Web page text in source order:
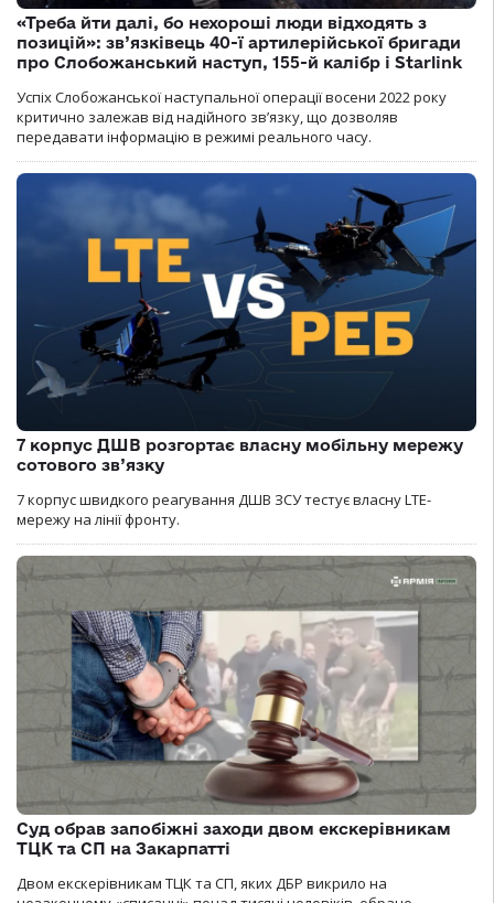
«Треба йти далі, бо нехороші люди відходять з
позицій»: зв’язківець 40-ї артилерійської бригади
про Слобожанський наступ, 155-й калібр і Starlink
Успіх Слобожанської наступальної операції восени 2022 року
критично залежав від надійного зв’язку, що дозволяв
передавати інформацію в режимі реального часу.
7 корпус ДШВ розгортає власну мобільну мережу
сотового зв’язку
7 корпус швидкого реагування ДШВ ЗСУ тестує власну LTE-
мережу на лінії фронту.
Суд обрав запобіжні заходи двом екскерівникам
ТЦК та СП на Закарпатті
Двом екскерівникам ТЦК та СП, яких ДБР викрило на